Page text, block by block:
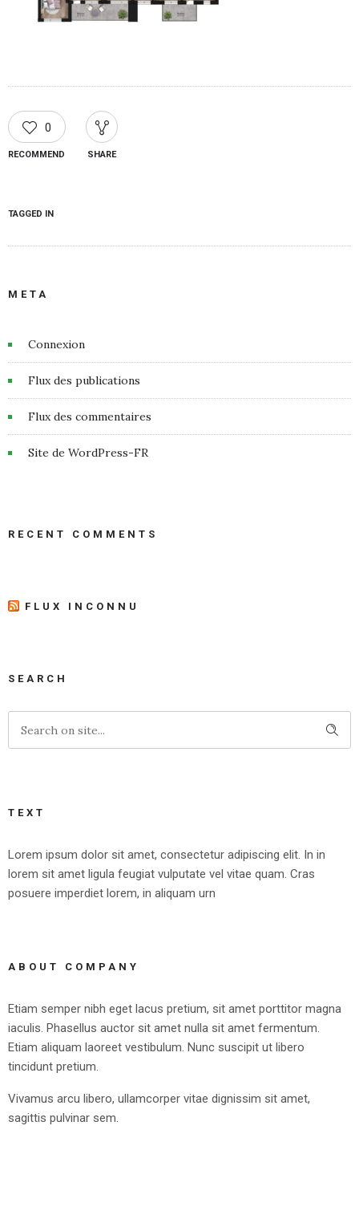
0
RECOMMEND SHARE
TAGGED IN
META
Connexion
Flux des publications
Flux des commentaires
Site de WordPress-FR
RECENT COMMENTS
FLUX INCONNU
SEARCH
TEXT
Lorem ipsum dolor sit amet, consectetur adipiscing elit. In in
lorem sit amet ligula feugiat vulputate vel vitae quam. Cras
posuere imperdiet lorem, in aliquam urn
ABOUT COMPANY
Etiam semper nibh eget lacus pretium, sit amet porttitor magna
iaculis. Phasellus auctor sit amet nulla sit amet fermentum.
Etiam aliquam laoreet vestibulum. Nunc suscipit ut libero
tincidunt pretium.
Vivamus arcu libero, ullamcorper vitae dignissim sit amet,
sagittis pulvinar sem.